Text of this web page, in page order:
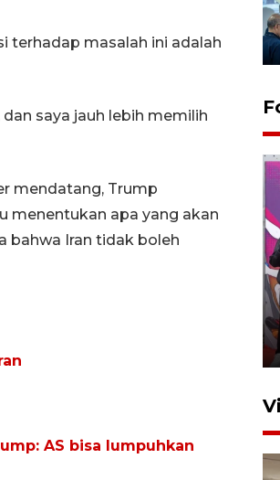
terhadap masalah ini adalah
saya jauh lebih memilih
mendatang, Trump
menentukan apa yang akan
bahwa Iran tidak boleh
AS bisa lumpuhkan